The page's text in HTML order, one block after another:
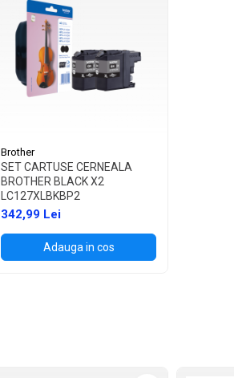
Brother
SET CARTUSE CERNEALA
BROTHER BLACK X2
LC127XLBKBP2
342,99 Lei
Adauga in cos